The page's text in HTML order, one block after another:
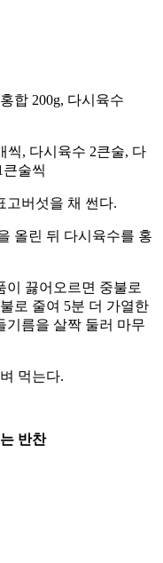
합 200g, 다시육수
씩, 다시육수 2큰술, 다
큰술씩
고버섯을 채 썬다.
올린 뒤 다시육수를 홍
이 끓어오르면 중불로
로 줄여 5분 더 가열한
기름을 살짝 둘러 마무
먹는다.
반찬